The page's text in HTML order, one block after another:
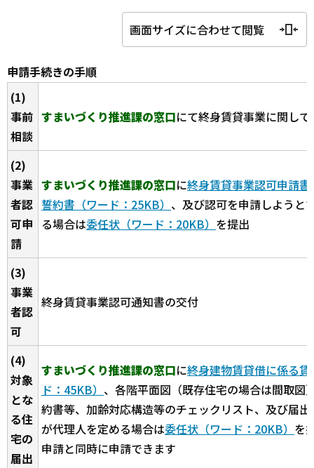
画面サイズに合わせて閲覧
申請手続きの手順
(1)
事前
相談
すまいづくり推進課の窓口にて終身賃貸事業に関し
(2)
事業
者認
可申
請
すまいづくり推進課の窓口に終身賃貸事業認可申請
誓約書（ワード：25KB） 、及び認可を申請しようと
る場合は委任状（ワード：20KB） を提出
(3)
事業
者認
可
終身賃貸事業認可通知書の交付
(4)
対象
とな
る住
宅の
届出
すまいづくり推進課の窓口に終身建物賃貸借に係る
ド：45KB） 、各階平面図（既存住宅の場合は間取図
約書等、加齢対応構造等のチェックリスト、及び届
が代理人を定める場合は委任状（ワード：20KB） を
申請と同時に申請できます